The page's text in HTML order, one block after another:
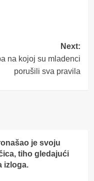
Next:
na kojoj su mladenci
porušili sva pravila
je svoju
tiho gledajući
izloga.